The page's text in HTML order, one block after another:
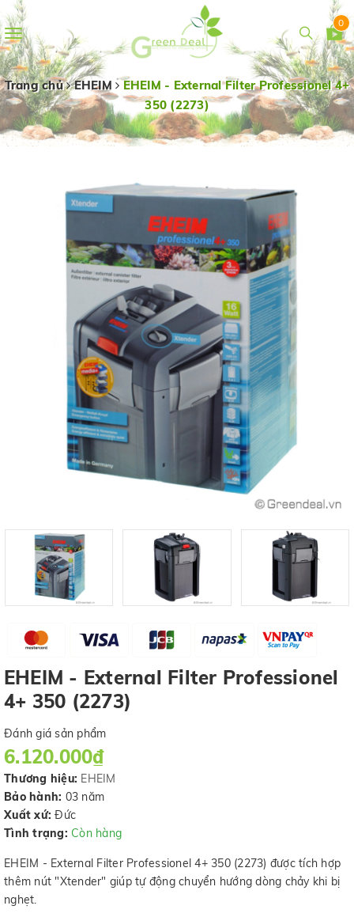
Toggle
navigation
0
Trang chủ EHEIM
EHEIM - External Filter Professionel 4+
350 (2273)
EHEIM - External Filter Professionel
4+ 350 (2273)
Đánh giá sản phẩm
6.120.000₫
Thương hiệu: EHEIM
Bảo hành: 03 năm
Xuất xứ: Đức
Tình trạng: Còn hàng
EHEIM - External Filter Professionel 4+ 350 (2273) được tích hợp
thêm nút "Xtender" giúp tự động chuyển hướng dòng chảy khi bị
nghẹt.